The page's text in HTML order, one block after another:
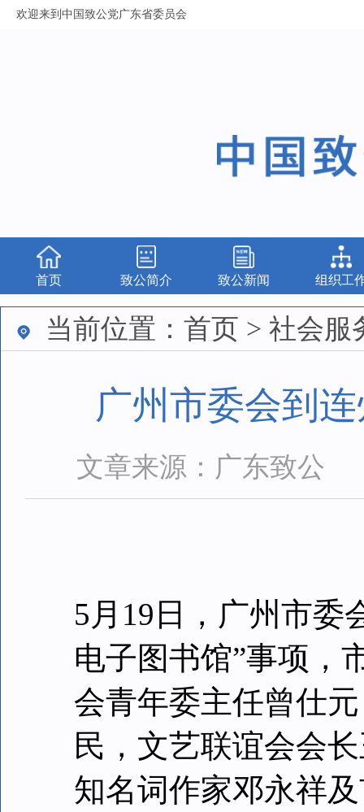
欢迎来到中国致公党广东省委员会
首页 致公简介 致公新闻 组织工
当前位置：首页 > 社会服
广州市委会到
文章来源：广东致公
5月19日，广州市委
电子图书馆”事项，
会青年委主任曾仕
民，文艺联谊会会
知名词作家邓永祥